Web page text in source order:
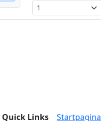
Quick Links Startpagina